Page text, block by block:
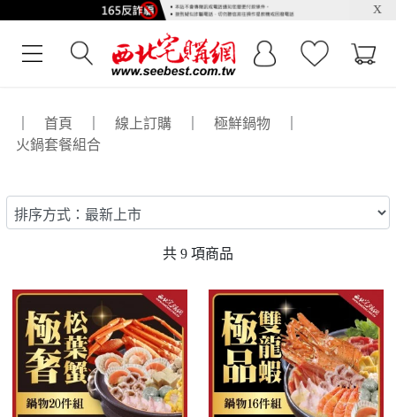
x
首頁 線上訂購 極鮮鍋物
火鍋套餐組合
共 9 項商品